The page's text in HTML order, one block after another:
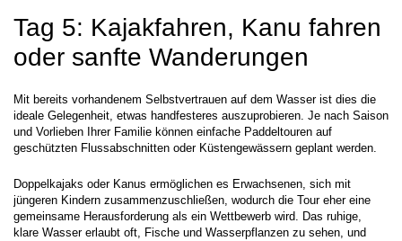
Tag 5: Kajakfahren, Kanu fahren
oder sanfte Wanderungen
Mit bereits vorhandenem Selbstvertrauen auf dem Wasser ist dies die
ideale Gelegenheit, etwas handfesteres auszuprobieren. Je nach Saison
und Vorlieben Ihrer Familie können einfache Paddeltouren auf
geschützten Flussabschnitten oder Küstengewässern geplant werden.
Doppelkajaks oder Kanus ermöglichen es Erwachsenen, sich mit
jüngeren Kindern zusammenzuschließen, wodurch die Tour eher eine
gemeinsame Herausforderung als ein Wettbewerb wird. Das ruhige,
klare Wasser erlaubt oft, Fische und Wasserpflanzen zu sehen, und